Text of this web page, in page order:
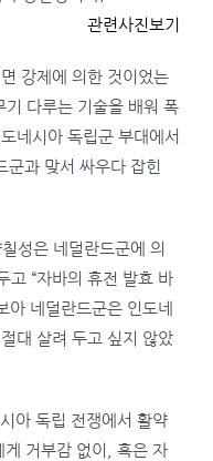
관련사진보기
강제에 의한 것이었는
기 다루는 기술을 배워 폭
네시아 독립군 부대에서
과 맞서 싸우다 잡힌
성은 네덜란드군에 의
고 “자바의 휴전 발효 바
아 네덜란드군은 인도네
대 살려 두고 싶지 않았
아 독립 전쟁에서 활약
게 거부감 없이, 혹은 자